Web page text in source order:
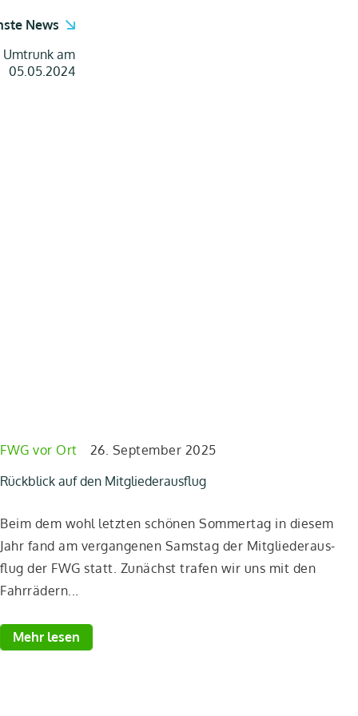
News
Umtrunk am
05.05.2024
FWG vor Ort
26. September 2025
Rückblick auf den Mitgliederausflug
Beim dem wohl letz­ten schö­nen Som­mer­tag in die­sem
Jahr fand am ver­gan­ge­nen Sams­tag der Mit­glie­der­aus­
flug der FWG statt. Zunächst tra­fen wir uns mit den
Fahr­rä­dern...
Mehr lesen